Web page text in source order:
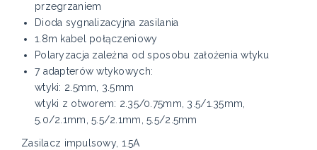
przegrzaniem
Dioda sygnalizacyjna zasilania
1.8m kabel połączeniowy
Polaryzacja zależna od sposobu założenia wtyku
7 adapterów wtykowych:
wtyki: 2.5mm, 3.5mm
wtyki z otworem: 2.35/0.75mm, 3.5/1.35mm,
5.0/2.1mm, 5.5/2.1mm, 5.5/2.5mm
Zasilacz impulsowy, 1.5A